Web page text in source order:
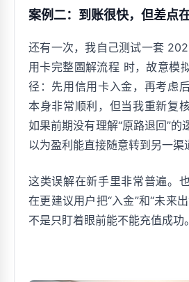
案例二：到账很快，但差点
还有一次，我自己测试一套
用卡完整圖解流程 时，故意模
径：先用信用卡入金，再考虑
本身非常顺利，但当我重新复
如果前期没有理解“原路退回”的
以为盈利能直接随意转到另一渠
这类误解在新手里非常普遍。
在更建议用户把“入金”和“未来
不是只盯着眼前能不能充值成功。